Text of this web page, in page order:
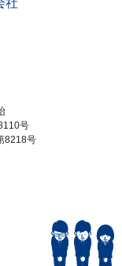
号
8218号